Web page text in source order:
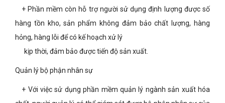
+ Phần mềm còn hỗ trợ người sử dụng định lượng được số
hàng tồn kho, sản phẩm không đảm bảo chất lượng, hàng
hỏng, hàng lỗi để có kế hoạch xử lý
kịp thời, đảm bảo được tiến độ sản xuất.
Quản lý bộ phận nhân sự
+ Với việc sử dụng phần mềm quản lý ngành sản xuất hóa